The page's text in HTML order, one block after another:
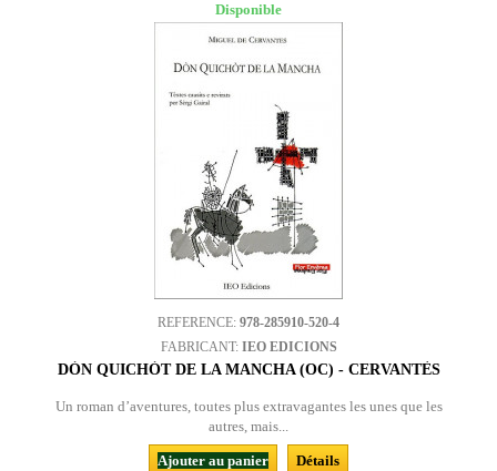
Disponible
REFERENCE: 978-285910-520-4
FABRICANT: IEO EDICIONS
DÒN QUICHÒT DE LA MANCHA (OC) - CERVANTÈS
Un roman d’aventures, toutes plus extravagantes les unes que les
autres, mais...
Ajouter au panier
Détails